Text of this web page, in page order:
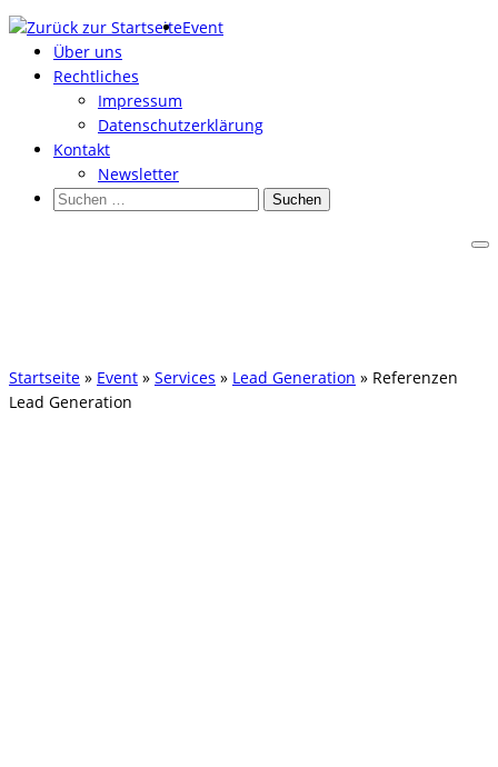
Zum
Inhalt
springen
Event
Über uns
Rechtliches
Impressum
Datenschutzerklärung
Kontakt
Newsletter
Suchen
Startseite » Event » Services » Lead Generation » Referenzen
Lead Generation